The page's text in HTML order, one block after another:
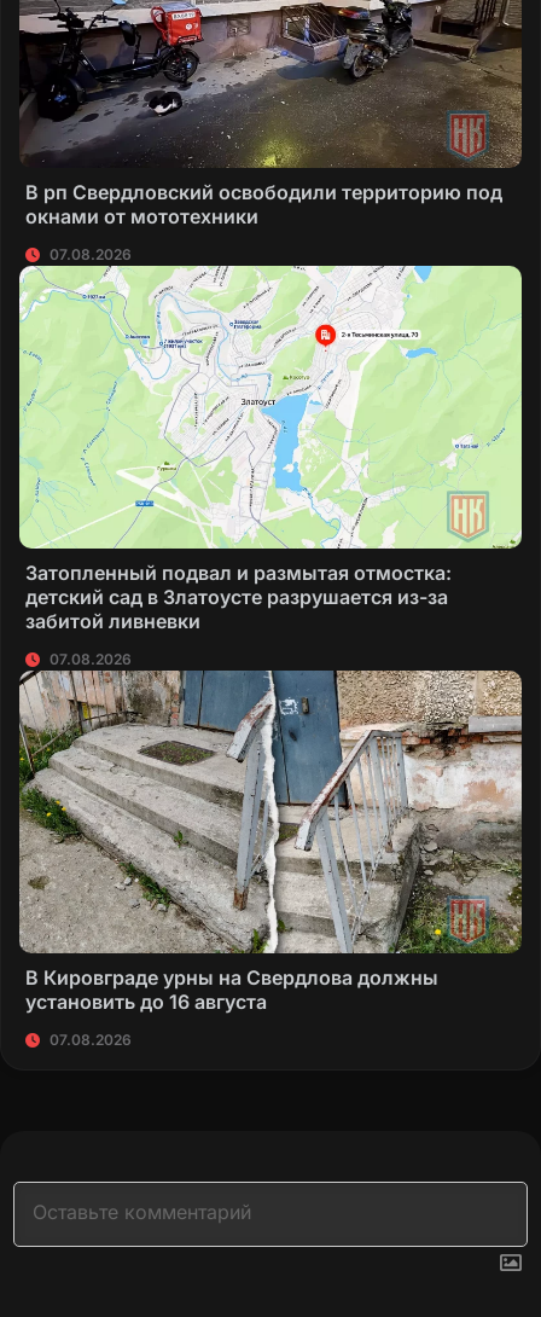
В рп Свердловский освободили территорию под
окнами от мототехники
07.08.2026
Затопленный подвал и размытая отмостка:
детский сад в Златоусте разрушается из-за
забитой ливневки
07.08.2026
В Кировграде урны на Свердлова должны
установить до 16 августа
07.08.2026